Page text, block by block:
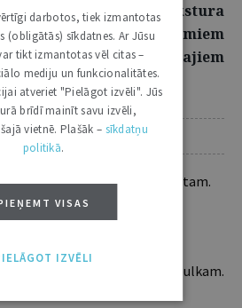
socioloģiska rakstura
uz atsevišķiem pētījumiem
līdzekļos izteiktajiem
“JURISTA VĀRDA” ABONENTIEM
Tev jābūt žurnāla abonentam.
lūdzam autorizēties:
pievienoties lasītāju pulkam.
darbotos, tiek izmantotas
(obligātās) sīkdatnes. Ar Jūsu
tikt izmantotas vēl citas –
mediju un funkcionalitātes.
atveriet "Pielāgot izvēli". Jūs
brīdī mainīt savu izvēli,
vietnē. Plašāk – sīkdatņu
politikā.
VISAS
IZVĒLI